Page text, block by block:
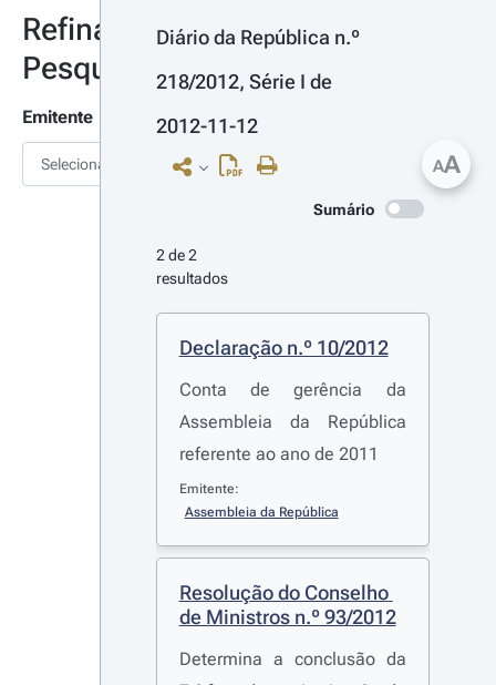
Refinar
Pesquisa
Emitente
Selecionar
Diário da República n.º
218/2012, Série I de
2012-11-12
Sumário
2 de 2
resultados
Declaração n.º 10/2012
Conta de gerência da
Assembleia da República
referente ao ano de 2011
Emitente:
Assembleia da República
Resolução do Conselho
de Ministros n.º 93/2012
Determina a conclusão da
AA